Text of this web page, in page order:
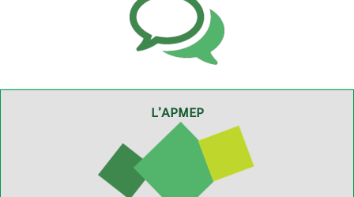
L’APMEP